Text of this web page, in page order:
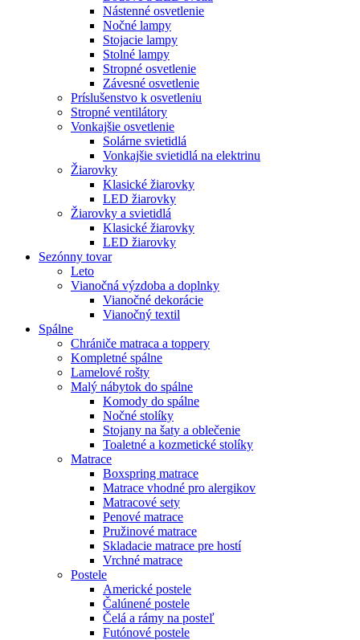
Nástenné osvetlenie
Nočné lampy
Stojacie lampy
Stolné lampy
Stropné osvetlenie
Závesné osvetlenie
Príslušenstvo k osvetleniu
Stropné ventilátory
Vonkajšie osvetlenie
Solárne svietidlá
Vonkajšie svietidlá na elektrinu
Žiarovky
Klasické žiarovky
LED žiarovky
Žiarovky a svietidlá
Klasické žiarovky
LED žiarovky
Sezónny tovar
Leto
Vianočná výzdoba a doplnky
Vianočné dekorácie
Vianočný textil
Spálne
Chrániče matraca a toppery
Kompletné spálne
Lamelové rošty
Malý nábytok do spálne
Komody do spálne
Nočné stolíky
Stojany na šaty a oblečenie
Toaletné a kozmetické stolíky
Matrace
Boxspring matrace
Matrace vhodné pro alergikov
Matracové sety
Penové matrace
Pružinové matrace
Skladacie matrace pre hostí
Vrchné matrace
Postele
Americké postele
Čalúnené postele
Čelá a rámy na posteľ
Futónové postele